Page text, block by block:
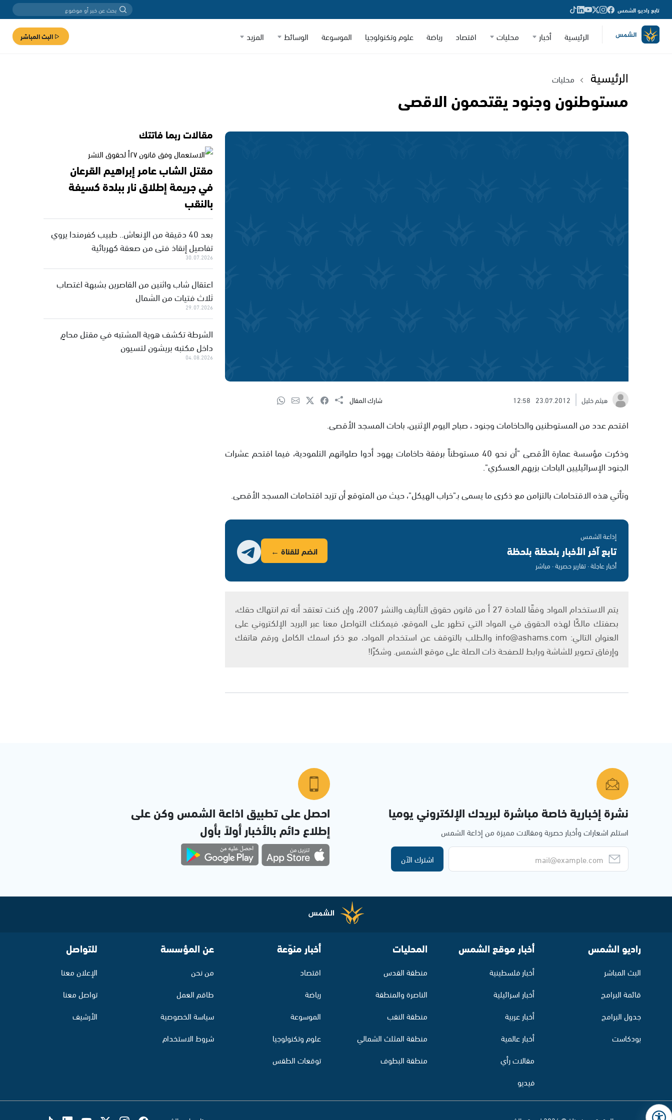
تابع راديو الشمس
الرئيسية أخبار محليات اقتصاد رياضة علوم وتكنولوجيا الموسوعة الوسائط المزيد البث المباشر
الرئيسية محليات
مستوطنون وجنود يقتحمون الاقصى
هيثم خليل 23.07.2012
12:58 شارك المقال
اقتحم عدد من المستوطنين والحاخامات وجنود ، صباح اليوم الإثنين، باحات المسجد الأقصى.
وذكرت مؤسسة عمارة الأقصى "أن نحو 40 مستوطناً برفقة حاخامات يهود أدوا صلواتهم التلمودية، فيما اقتحم عشرات
الجنود الإسرائيليين الباحات بزيهم العسكري".
وتأتي هذه الاقتحامات بالتزامن مع ذكرى ما يسمى بـ"خراب الهيكل"، حيث من المتوقع أن تزيد اقتحامات المسجد الأقصى.
إذاعة الشمس
تابع آخر الأخبار بلحظة بلحظة
أخبار عاجلة · تقارير حصرية · مباشر
انضم للقناة ←
يتم الاستخدام المواد وفقًا للمادة 27 أ من قانون حقوق التأليف والنشر 2007، وإن كنت تعتقد أنه تم انتهاك حقك،
بصفتك مالكًا لهذه الحقوق في المواد التي تظهر على الموقع، فيمكنك التواصل معنا عبر البريد الإلكتروني على
العنوان التالي: info@ashams.com والطلب بالتوقف عن استخدام المواد، مع ذكر اسمك الكامل ورقم هاتفك
وإرفاق تصوير للشاشة ورابط للصفحة ذات الصلة على موقع الشمس. وشكرًا!
مقالات ربما فاتتك
مقتل الشاب عامر إبراهيم القرعان
في جريمة إطلاق نار ببلدة كسيفة
بالنقب
بعد 40 دقيقة من الإنعاش.. طبيب كفرمندا يروي
تفاصيل إنقاذ فتى من صعقة كهربائية
30.07.2026
اعتقال شاب واثنين من القاصرين بشبهة اغتصاب
ثلاث فتيات من الشمال
29.07.2026
الشرطة تكشف هوية المشتبه في مقتل محامٍ
داخل مكتبه بريشون لتسيون
04.08.2026
نشرة إخبارية خاصة مباشرة لبريدك الإلكتروني يوميا
استلم اشعارات وأخبار حصرية ومقالات مميزة من إذاعة الشمس
اشترك الآن
احصل على تطبيق اذاعة الشمس وكن على
إطلاع دائم بالأخبار أولاً بأول
راديو الشمس
البث المباشر
قائمة البرامج
جدول البرامج
بودكاست
أخبار موقع الشمس
أخبار فلسطينية
أخبار اسرائيلية
أخبار عربية
أخبار عالمية
مقالات رأي
فيديو
المحليات
منطقة القدس
الناصرة والمنطقة
منطقة النقب
منطقة المثلث الشمالي
منطقة البطوف
أخبار منوّعة
اقتصاد
رياضة
الموسوعة
علوم وتكنولوجيا
توقعات الطقس
عن المؤسسة
من نحن
طاقم العمل
سياسة الخصوصية
شروط الاستخدام
للتواصل
الإعلان معنا
تواصل معنا
الأرشيف